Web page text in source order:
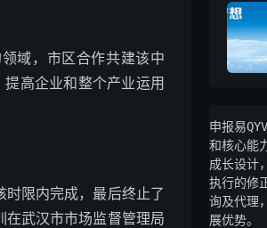
域，市区合作共建该中
高企业和整个产业运用
限内完成，最后终止了
在武汉市市场监督管理局
申报易
和核心能
成长设计
执行的修
询及代理
展优势。